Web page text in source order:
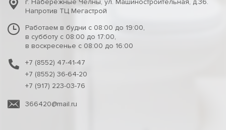
г. Набережные Челны, ул. Машиностроительная, д.36.
Напротив ТЦ Мегастрой
Работаем в будни с 08:00 до 19:00,
в субботу с 08:00 до 17:00,
в воскресенье с 08:00 до 16:00
+7 (8552) 47-41-47
+7 (8552) 36-64-20
+7 (917) 223-03-76
366420@mail.ru